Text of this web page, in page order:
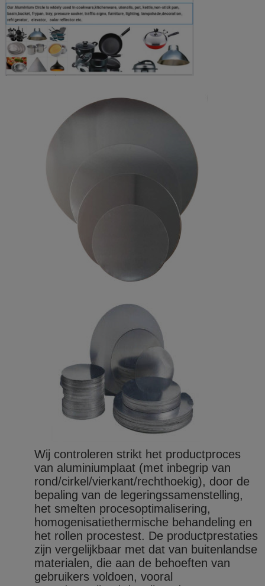
Wij controleren strikt het productproces
van aluminiumplaat (met inbegrip van
rond/cirkel/vierkant/rechthoekig), door de
bepaling van de legeringssamenstelling,
het smelten procesoptimalisering,
homogenisatiethermische behandeling en
het rollen procestest. De productprestaties
zijn vergelijkbaar met dat van buitenlandse
materialen, die aan de behoeften van
gebruikers voldoen, vooral